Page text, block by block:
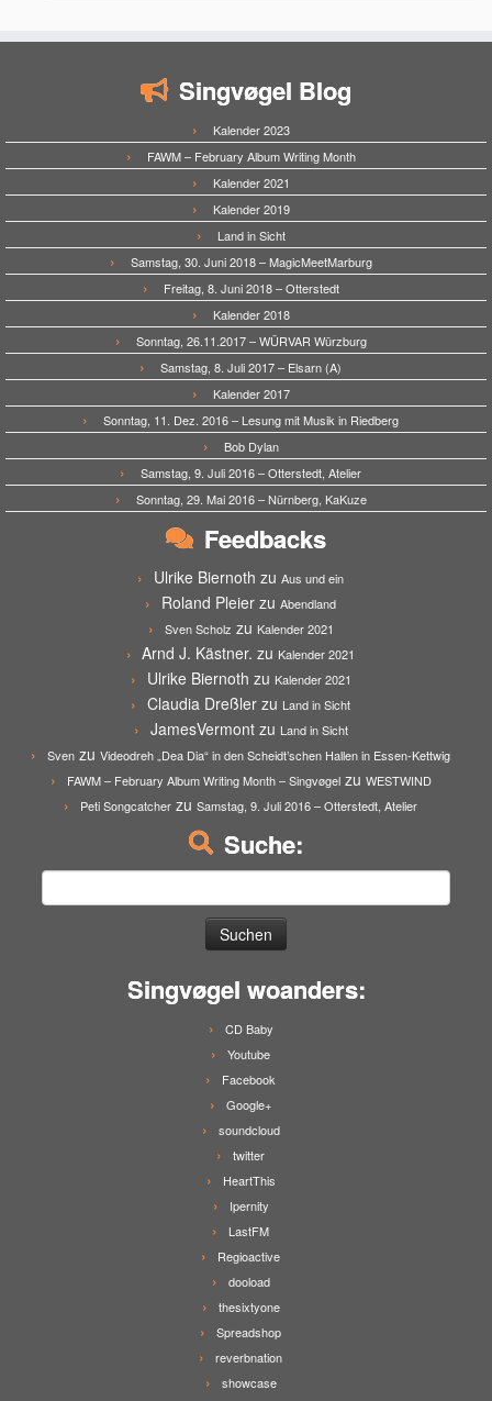
Singvøgel Blog
Kalender 2023
FAWM – February Album Writing Month
Kalender 2021
Kalender 2019
Land in Sicht
Samstag, 30. Juni 2018 – MagicMeetMarburg
Freitag, 8. Juni 2018 – Otterstedt
Kalender 2018
Sonntag, 26.11.2017 – WÜRVAR Würzburg
Samstag, 8. Juli 2017 – Elsarn (A)
Kalender 2017
Sonntag, 11. Dez. 2016 – Lesung mit Musik in Riedberg
Bob Dylan
Samstag, 9. Juli 2016 – Otterstedt, Atelier
Sonntag, 29. Mai 2016 – Nürnberg, KaKuze
Feedbacks
Ulrike Biernoth zu Aus und ein
Roland Pleier zu Abendland
Sven Scholz zu Kalender 2021
Arnd J. Kästner. zu Kalender 2021
Ulrike Biernoth zu Kalender 2021
Claudia Dreßler zu Land in Sicht
JamesVermontzu Land in Sicht
Sven zu Videodreh „Dea Dia“ in den Scheidt’schen Hallen in Essen-Kettwig
FAWM – February Album Writing Month – Singvøgelzu WESTWIND
Peti Songcatcher zu Samstag, 9. Juli 2016 – Otterstedt, Atelier
Suche:
Singvøgel woanders:
CD Baby
Youtube
Facebook
Google+
soundcloud
twitter
HeartThis
Ipernity
LastFM
Regioactive
dooload
thesixtyone
Spreadshop
reverbnation
showcase